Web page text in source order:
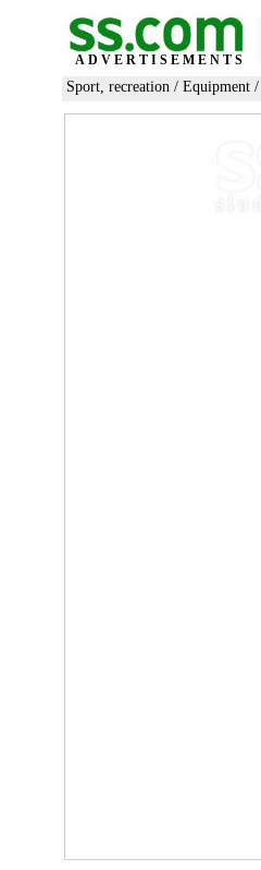
ADVERTISEMENTS
Sport, recreation / Equipment /